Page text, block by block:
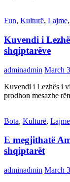
Fun, Kulturë, Lajme,
Kuvendi i
shqiptarëve
adminadmin March
Kuvendi i Lezhës i
prodhon mesazhe
Bota, Kulturë, Lajme
E megjithatë
shqiptarët
adminadmin March